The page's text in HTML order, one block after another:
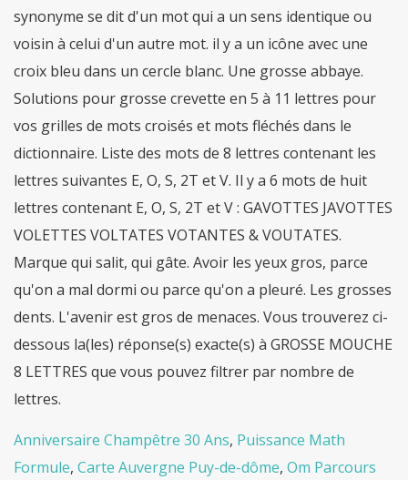
synonyme se dit d'un mot qui a un sens identique ou
voisin à celui d'un autre mot. il y a un icône avec une
croix bleu dans un cercle blanc. Une grosse abbaye.
Solutions pour grosse crevette en 5 à 11 lettres pour
vos grilles de mots croisés et mots fléchés dans le
dictionnaire. Liste des mots de 8 lettres contenant les
lettres suivantes E, O, S, 2T et V. Il y a 6 mots de huit
lettres contenant E, O, S, 2T et V : GAVOTTES JAVOTTES
VOLETTES VOLTATES VOTANTES & VOUTATES.
Marque qui salit, qui gâte. Avoir les yeux gros, parce
qu'on a mal dormi ou parce qu'on a pleuré. Les grosses
dents. L'avenir est gros de menaces. Vous trouverez ci-
dessous la(les) réponse(s) exacte(s) à GROSSE MOUCHE
8 LETTRES que vous pouvez filtrer par nombre de
lettres.
Anniversaire Champêtre 30 Ans, Puissance Math
Formule, Carte Auvergne Puy-de-dôme, Om Parcours